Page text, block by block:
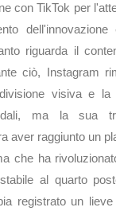
con TikTok per
riguarda il
ciò, Instagram
visiva e la
ma la sua
aver raggiunto un
che ha
al quarto
registrato un